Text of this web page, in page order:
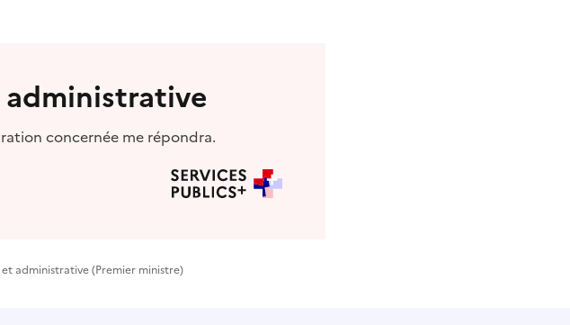
administrative
concernée me répondra.
administrative (Premier ministre)